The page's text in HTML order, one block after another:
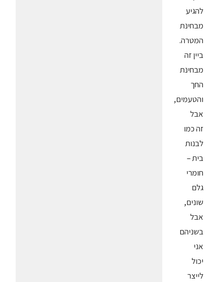
להגיע
מבחינת
המטרה.
ביין זה
מבחינת
החך
והטעמים,
אבל
זה כמו
לבנות
בית –
חומרי
גלם
שונים,
אבל
בשניהם
אני
יכול
לייצר